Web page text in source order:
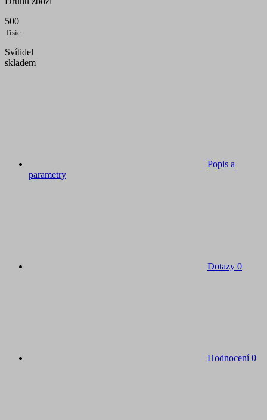
500
Tisíc
Svítidel
skladem
Popis a
parametry
Dotazy 0
Hodnocení0